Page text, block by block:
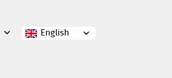
English